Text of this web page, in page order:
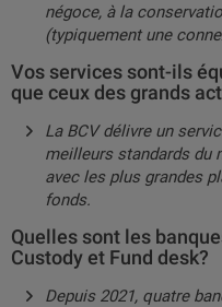
négoce, à la
(typiquement une
Vos services sont-ils
que ceux des grands
La BCV délivre un
meilleurs standards du
avec les plus grandes
fonds.
Quelles sont les
Custody et Fund desk?
Depuis 2021, quatre